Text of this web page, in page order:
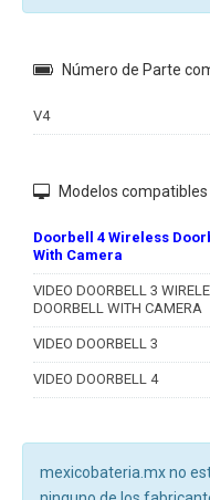
Número de Parte
V4
Modelos compatibles
Doorbell 4 Wireless
With Camera
VIDEO DOORBELL 3
DOORBELL WITH CAMERA
VIDEO DOORBELL 3
VIDEO DOORBELL 4
mexicobateria.mx no